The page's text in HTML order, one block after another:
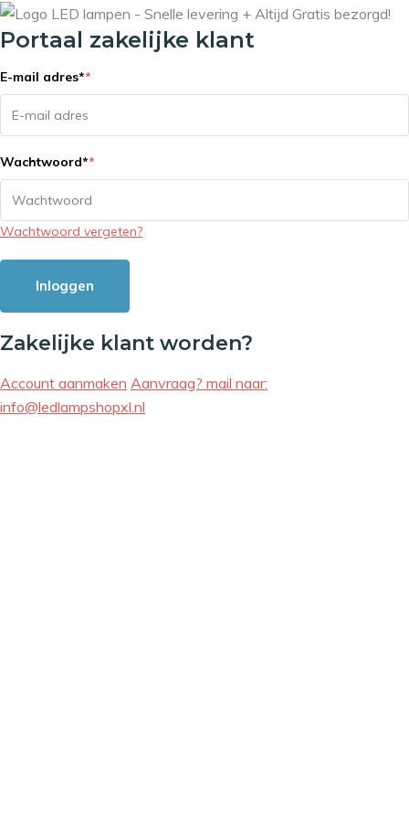
Portaal zakelijke klant
E-mail adres**
Wachtwoord**
Wachtwoord vergeten?
Inloggen
Zakelijke klant worden?
Account aanmaken Aanvraag? mail naar:
info@ledlampshopxl.nl